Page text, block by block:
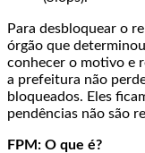
Para desbloquear o
órgão que
conhecer o motivo e
a prefeitura não
bloqueados. Eles
pendências não são
FPM: O que é?